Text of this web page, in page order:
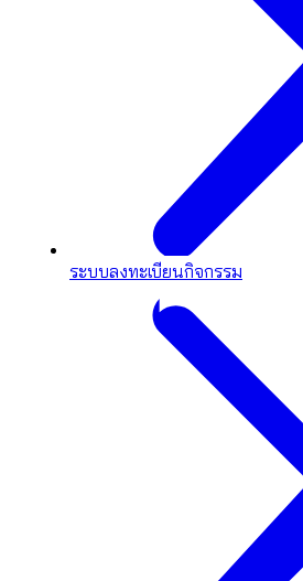
ระบบลงทะเบียนกิจกรรม